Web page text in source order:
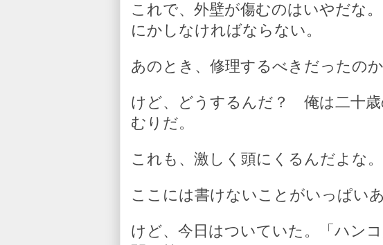
これで、外壁が傷むのはいやだな
にかしなければならない。
あのとき、修理するべきだったのか
けど、どうするんだ？ 俺は二十歳
むりだ。
これも、激しく頭にくるんだよな。
ここには書けないことがいっぱいあ
けど、今日はついていた。「ハン